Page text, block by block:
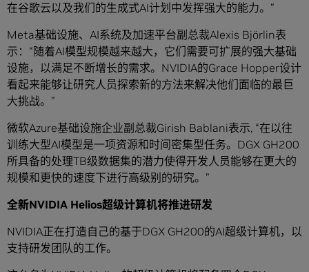
在谷歌云以及我们的生成式AI计划中发挥强大的能力。”
Meta基础设施、AI系统及加速平台副总裁Alexis Björlin表
示：“随着AI模型规模越来越大，它们需要可扩展的强大基础
设施，以满足不断增长的需求。NVIDIA的Grace Hopper设计
看起来能够让研究人员探索新的方法来解决他们面临的最巨
大挑战。”
微软Azure基础设施企业副总裁Girish Bablani表示, “在以往
训练大型AI模型是一项资源和时间密集型任务。DGX GH200
所具备的处理TB级数据集的潜力使得开发人员能够在更大的
规模和更快的速度下进行高级别的研究。”
全新NVIDIA Helios超级计算机将推进研发
NVIDIA正在打造自己的基于DGX GH200的AI超级计算机，以
支持研发团队的工作。